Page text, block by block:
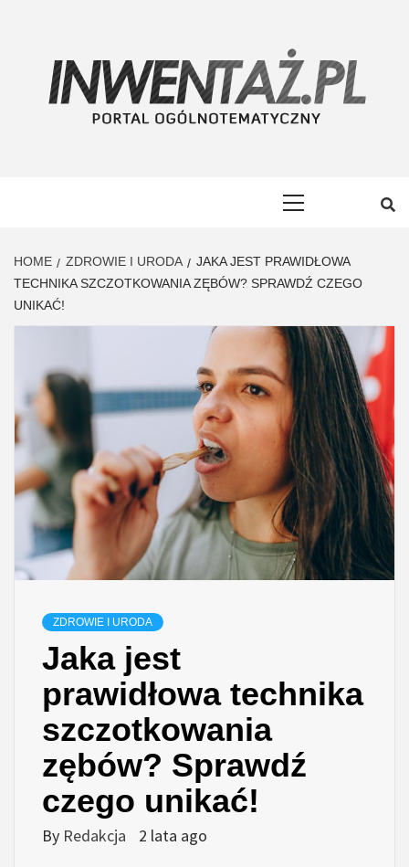
HOME ZDROWIE I URODA
JAKA JEST PRAWIDŁOWA
TECHNIKA SZCZOTKOWANIA ZĘBÓW? SPRAWDŹ CZEGO
UNIKAĆ!
ZDROWIE I URODA
Jaka jest
prawidłowa technika
szczotkowania
zębów? Sprawdź
czego unikać!
By Redakcja 2 lata ago